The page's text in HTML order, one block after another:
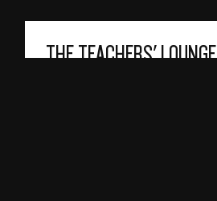
THE TEACHERS' LOUNGE